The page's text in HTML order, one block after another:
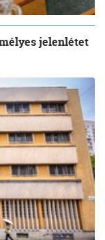
jelenlétet